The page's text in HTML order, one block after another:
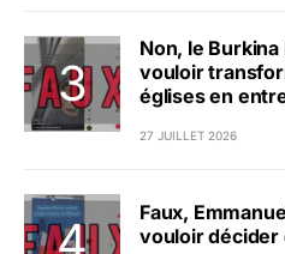
Non, le Burkina
vouloir
églises en
27 JUILLET 2026
Faux,
vouloir décider